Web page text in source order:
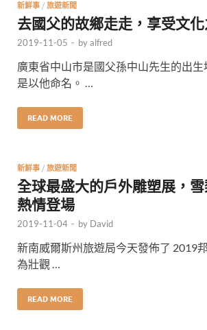
新鮮事 / 旅遊新聞
去國父的故鄉走走，享受文
2019-11-05 - byalfred
廣東省中山市是國父孫中山先生的出
是以他命名。 …
READ MORE
新鮮事 / 旅遊新聞
全球最盛大的戶外雕塑展，
熱情登場
2019-11-04 - by David
新南威爾斯州旅遊局今天發佈了 2019
為壯觀 …
READ MORE